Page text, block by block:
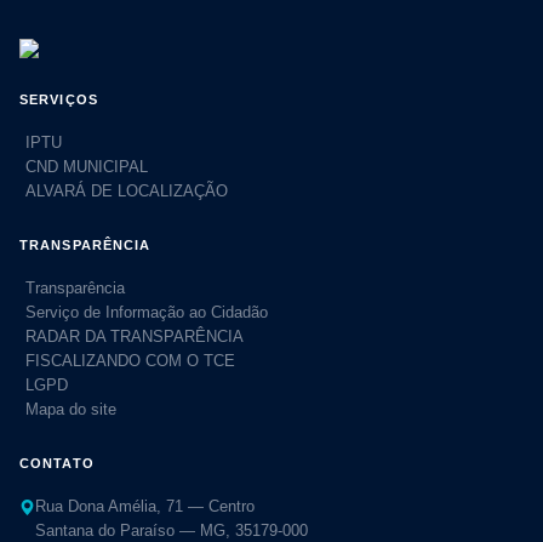
SERVIÇOS
IPTU
CND MUNICIPAL
ALVARÁ DE LOCALIZAÇÃO
TRANSPARÊNCIA
Transparência
Serviço de Informação ao Cidadão
RADAR DA TRANSPARÊNCIA
FISCALIZANDO COM O TCE
LGPD
Mapa do site
CONTATO
Rua Dona Amélia, 71 — Centro
Santana do Paraíso — MG, 35179-000